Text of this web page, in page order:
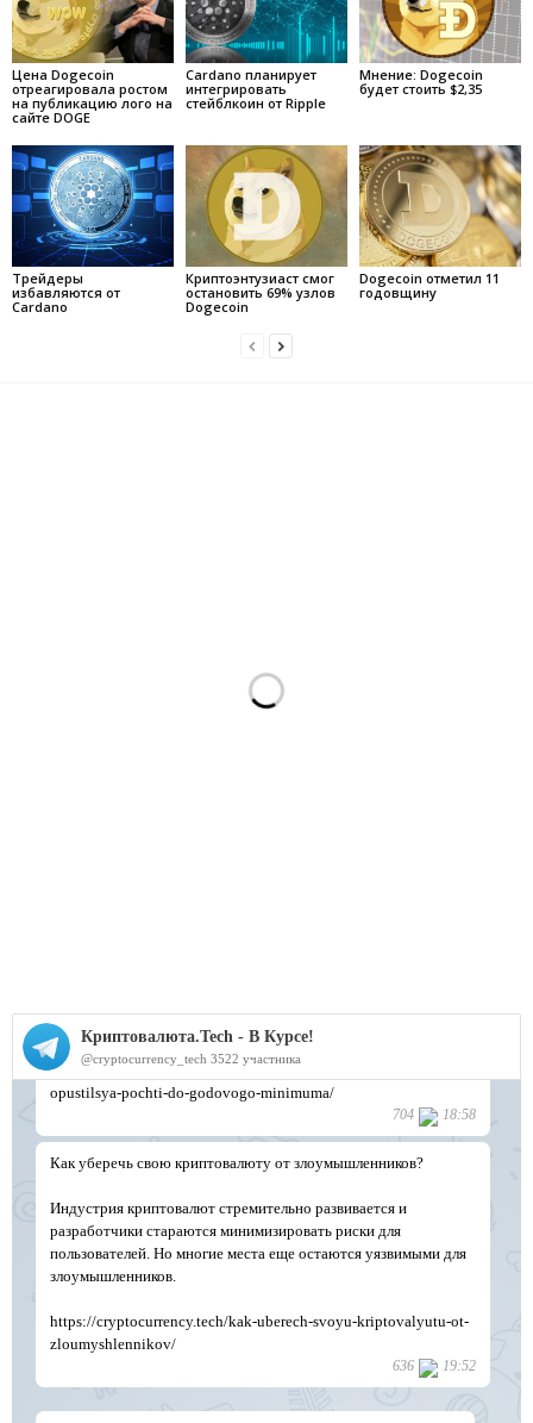
Цена Dogecoin
отреагировала ростом
на публикацию лого на
сайте DOGE
Cardano планирует
интегрировать
стейблкоин от Ripple
Мнение: Dogecoin
будет стоить $2,35
Трейдеры
избавляются от
Cardano
Криптоэнтузиаст смог
остановить 69% узлов
Dogecoin
Dogecoin отметил 11
годовщину